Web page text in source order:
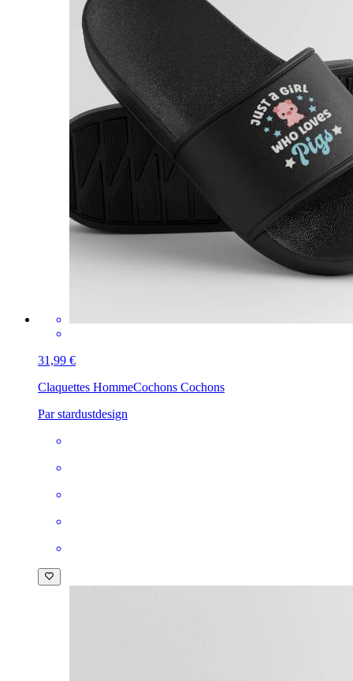
31,99 €
Claquettes HommeCochons Cochons
Par stardustdesign